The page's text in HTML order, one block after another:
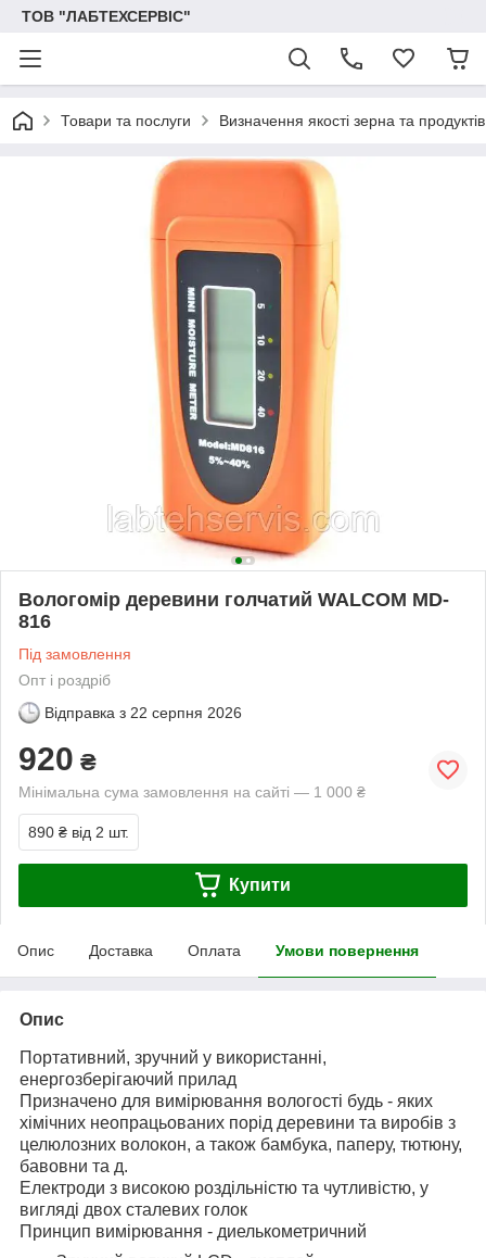
ТОВ "ЛАБТЕХСЕРВІС"
Товари та послуги Визначення якості зерна та
Вологомір деревини голчатий WALCOM MD-
816
Під замовлення
Опт і роздріб
Відправка з 22 серпня 2026
920 ₴
Мінімальна сума замовлення на сайті — 1 000 ₴
890 ₴ від 2 шт.
Купити
Опис Доставка Оплата Умови повернення
Опис
Портативний, зручний у використанні,
енергозберігаючий прилад
Призначено для вимірювання вологості будь - яких
хімічних неопрацьованих порід деревини та виробів з
целюлозних волокон, а також бамбука, паперу, тютюну,
бавовни та д.
Електроди з високою роздільністю та чутливістю, у
вигляді двох сталевих голок
Принцип вимірювання - диелькометричний